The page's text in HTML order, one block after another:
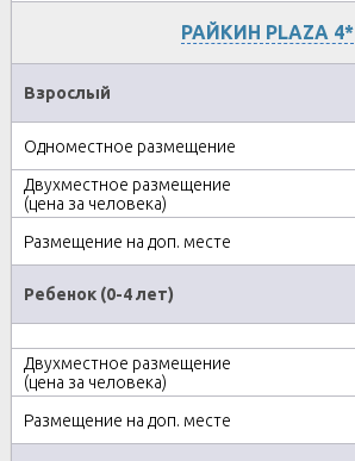
РАЙКИН PLAZA 4*
Взрослый
Ребенок (0-4 лет)